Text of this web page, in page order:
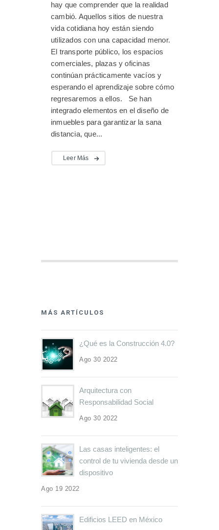
hay que comprender que la realidad
cambió. Aquellos sitios de nuestra
vida cotidiana hoy están siendo
utilizados con una capacidad menor.
El transporte público, los espacios
comerciales, plazas y oficinas
continúan prácticamente vacíos y
esperando el aprendizaje sobre cómo
regresaremos a ellos. Se han
integrado elementos en el diseño de
inmuebles para garantizar la sana
distancia, que...
Leer Más
MÁS ARTÍCULOS
¿Qué es la Construcción 4.0?
Ago 30 2022
Arquitectura con
Responsabilidad Social
Ago 30 2022
Las casas inteligentes: el
control de tu vivienda desde un
dispositivo
Ago 19 2022
Edificios LEED en México